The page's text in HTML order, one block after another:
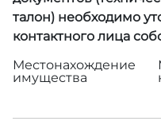
талон) необходимо
контактного лица
Местонахождение
имущества